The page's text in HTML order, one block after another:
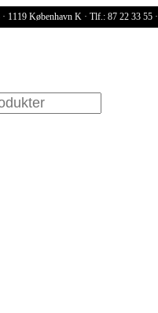
1119 København K · Tlf.: 87 22 33 55 ·